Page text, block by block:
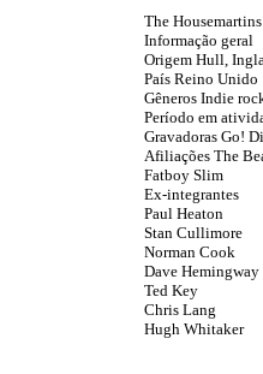
The Housemartins
Informação geral
Origem Hull,
País Reino Unido
Gêneros Indie
Período em
Gravadoras Go!
Afiliações The
Fatboy Slim
Ex-integrantes
Paul Heaton
Stan Cullimore
Norman Cook
Dave Hemingway
Ted Key
Chris Lang
Hugh Whitaker